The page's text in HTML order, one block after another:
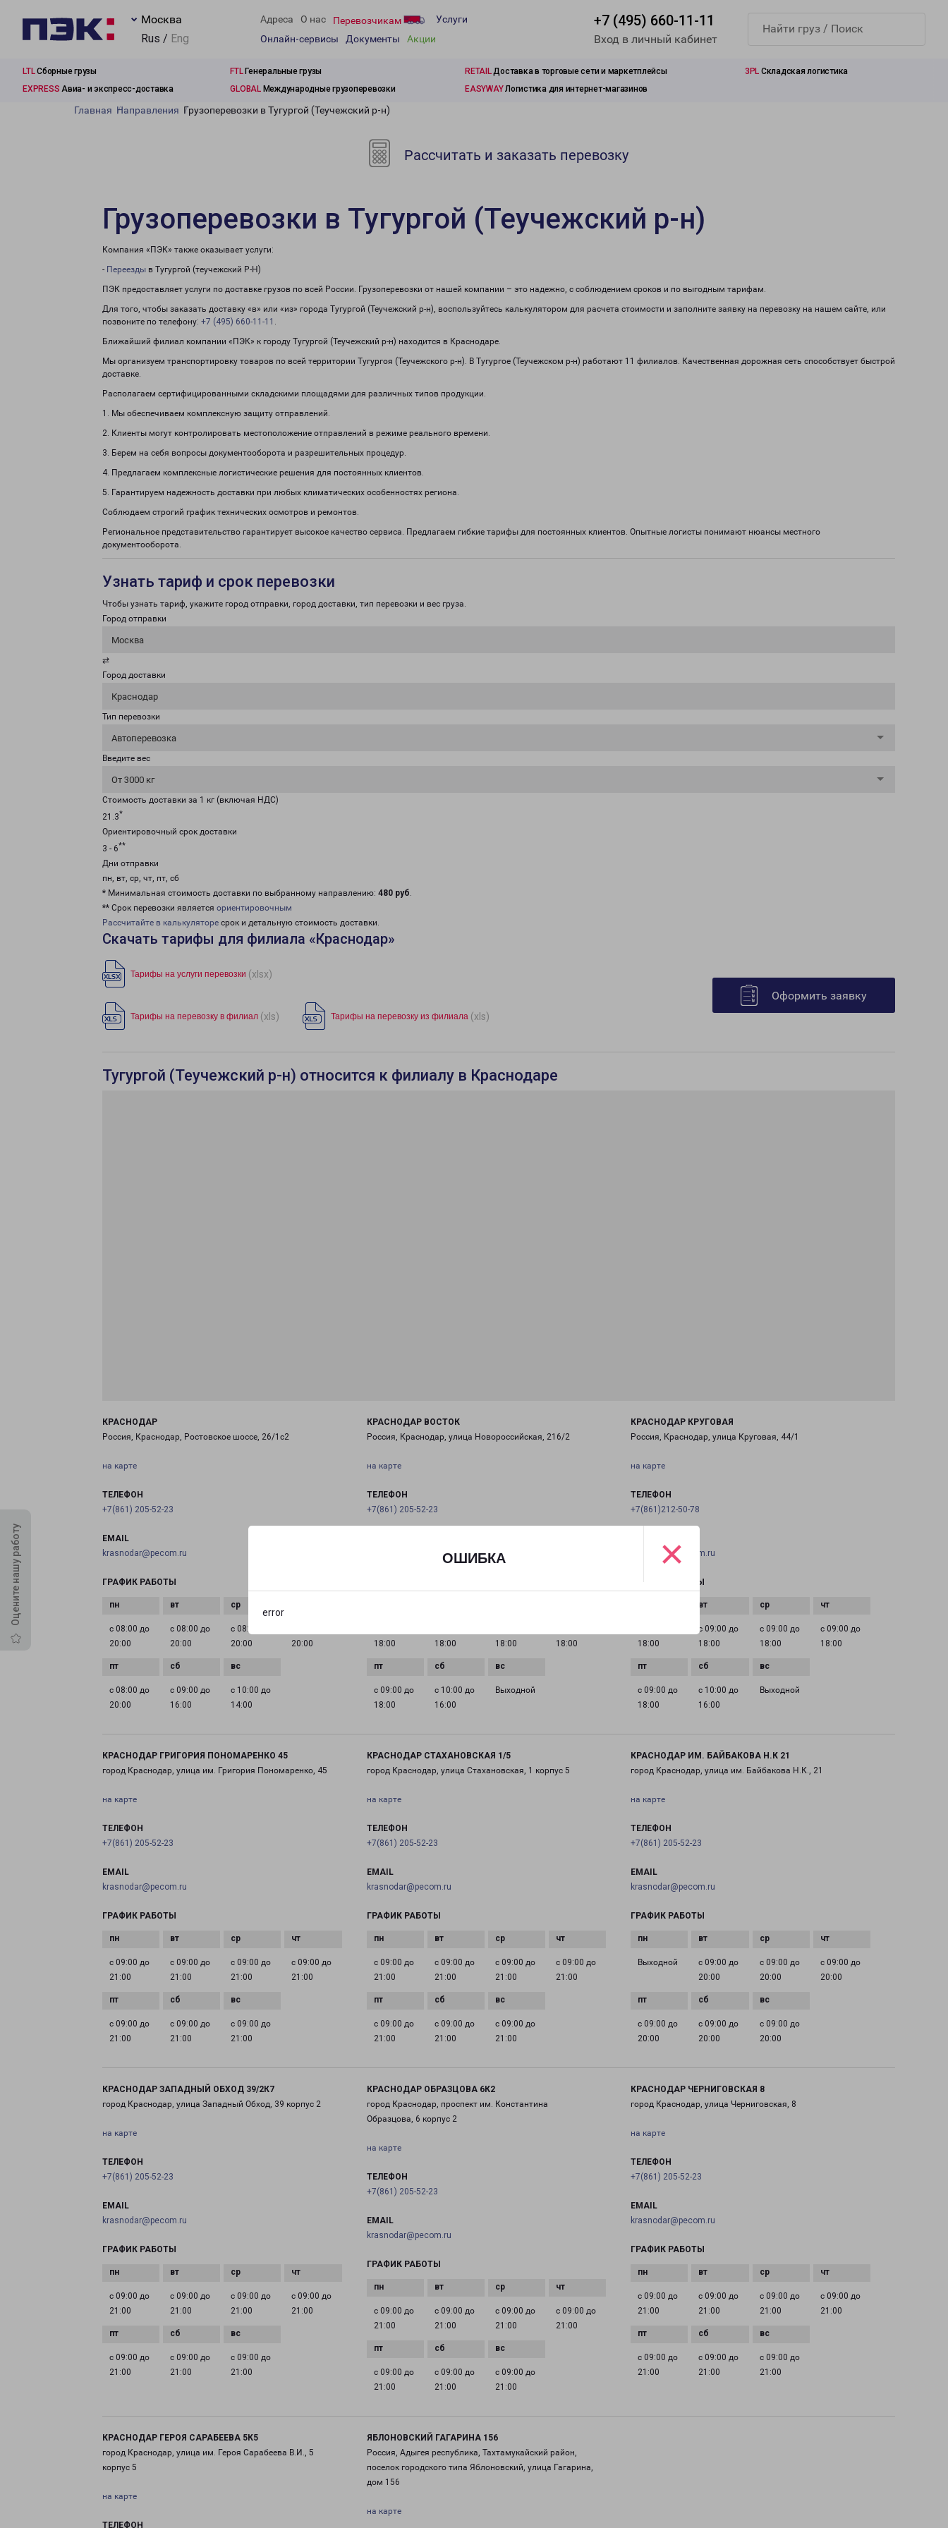
ОШИБКА
error
×
Москва
Rus / Eng
Адреса О нас Перевозчикам
Услуги
Онлайн-сервисы
Документы Акции
+7 (495) 660-11-11
Вход в личный кабинет
LTLСборные грузы FTLГенеральные грузы RETAILДоставка в торговые сети и маркетплейсы 3PL Складская логистика
EXPRESS Авиа- и экспресс-доставка GLOBALМеждународные грузоперевозки EASYWAYЛогистика для интернет-магазинов
Оцените нашу работу
Главная Направления Грузоперевозки в Тугургой (Теучежский р-н)
Рассчитать и заказать перевозку
Грузоперевозки в Тугургой (Теучежский р-н)
Компания «ПЭК» также оказывает услуги:
- Переезды в Тугургой (теучежский Р-Н)
ПЭК предоставляет услуги по доставке грузов по всей России. Грузоперевозки от нашей компании – это надежно, с соблюдением сроков и по выгодным тарифам.
Для того, чтобы заказать доставку «в» или «из» города Тугургой (Теучежский р-н), воспользуйтесь калькулятором для расчета стоимости и заполните заявку на перевозку на нашем сайте, или
позвоните по телефону: +7 (495) 660-11-11 .
Ближайший филиал компании «ПЭК» к городу Тугургой (Теучежский р-н) находится в Краснодаре.
Мы организуем транспортировку товаров по всей территории Тугургоя (Теучежского р-н). В Тугургое (Теучежском р-н) работают 11 филиалов. Качественная дорожная сеть способствует быстрой
доставке.
Располагаем сертифицированными складскими площадями для различных типов продукции.
1. Мы обеспечиваем комплексную защиту отправлений.
2. Клиенты могут контролировать местоположение отправлений в режиме реального времени.
3. Берем на себя вопросы документооборота и разрешительных процедур.
4. Предлагаем комплексные логистические решения для постоянных клиентов.
5. Гарантируем надежность доставки при любых климатических особенностях региона.
Соблюдаем строгий график технических осмотров и ремонтов.
Региональное представительство гарантирует высокое качество сервиса. Предлагаем гибкие тарифы для постоянных клиентов. Опытные логисты понимают нюансы местного
документооборота.
Узнать тариф и срок перевозки
Чтобы узнать тариф, укажите город отправки, город доставки, тип перевозки и вес груза.
Город отправки
Москва
⇄
Город доставки
Краснодар
Тип перевозки
Автоперевозка
Введите вес
От 3000 кг
Стоимость доставки за 1 кг (включая НДС)
21.3*
Ориентировочный срок доставки
3 - 6**
Дни отправки
пн, вт, ср, чт, пт, сб
* Минимальная стоимость доставки по выбранному направлению: 480 руб.
** Срок перевозки является ориентировочным
Рассчитайте в калькуляторе срок и детальную стоимость доставки.
Скачать тарифы для филиала «Краснодар»
Тарифы на услуги перевозки (xlsx)
Тарифы на перевозку в филиал (xls) Тарифы на перевозку из филиала (xls)
Оформить заявку
Тугургой (Теучежский р-н) относится к филиалу в Краснодаре
КРАСНОДАР
Россия, Краснодар, Ростовское шоссе, 26/1с2
на карте
ТЕЛЕФОН
+7(861) 205-52-23
EMAIL
krasnodar@pecom.ru
ГРАФИК РАБОТЫ
с 08:00 до
20:00
с 08:00 до
20:00
с 08:00 до
20:00
20:00
с 08:00 до
20:00
с 09:00 до
16:00
с 10:00 до
14:00
КРАСНОДАР ВОСТОК
Россия, Краснодар, улица Новороссийская, 216/2
на карте
ТЕЛЕФОН
+7(861) 205-52-23
krasnodar@pecom.ru
18:00
18:00
18:00
18:00
с 09:00 до
18:00
с 10:00 до
16:00
Выходной
КРАСНОДАР КРУГОВАЯ
Россия, Краснодар, улица Круговая, 44/1
на карте
ТЕЛЕФОН
+7(861)212-50-78
krasnodar@pecom.ru
ГРАФИК РАБОТЫ
18:00
с 09:00 до
18:00
с 09:00 до
18:00
с 09:00 до
18:00
с 09:00 до
18:00
с 10:00 до
16:00
Выходной
КРАСНОДАР ГРИГОРИЯ ПОНОМАРЕНКО 45
город Краснодар, улица им. Григория Пономаренко, 45
на карте
ТЕЛЕФОН
+7(861) 205-52-23
EMAIL
krasnodar@pecom.ru
ГРАФИК РАБОТЫ
с 09:00 до
21:00
с 09:00 до
21:00
с 09:00 до
21:00
с 09:00 до
21:00
с 09:00 до
21:00
с 09:00 до
21:00
с 09:00 до
21:00
КРАСНОДАР СТАХАНОВСКАЯ 1/5
город Краснодар, улица Стахановская, 1 корпус 5
на карте
ТЕЛЕФОН
+7(861) 205-52-23
EMAIL
krasnodar@pecom.ru
ГРАФИК РАБОТЫ
с 09:00 до
21:00
с 09:00 до
21:00
с 09:00 до
21:00
с 09:00 до
21:00
с 09:00 до
21:00
с 09:00 до
21:00
с 09:00 до
21:00
КРАСНОДАР ИМ. БАЙБАКОВА Н.К 21
город Краснодар, улица им. Байбакова Н.К., 21
на карте
ТЕЛЕФОН
+7(861) 205-52-23
EMAIL
krasnodar@pecom.ru
ГРАФИК РАБОТЫ
Выходной
с 09:00 до
20:00
с 09:00 до
20:00
с 09:00 до
20:00
с 09:00 до
20:00
с 09:00 до
20:00
с 09:00 до
20:00
КРАСНОДАР ЗАПАДНЫЙ ОБХОД 39/2К7
город Краснодар, улица Западный Обход, 39 корпус 2
на карте
ТЕЛЕФОН
+7(861) 205-52-23
EMAIL
krasnodar@pecom.ru
ГРАФИК РАБОТЫ
с 09:00 до
21:00
с 09:00 до
21:00
с 09:00 до
21:00
с 09:00 до
21:00
с 09:00 до
21:00
с 09:00 до
21:00
с 09:00 до
21:00
КРАСНОДАР ОБРАЗЦОВА 6К2
город Краснодар, проспект им. Константина
Образцова, 6 корпус 2
на карте
ТЕЛЕФОН
+7(861) 205-52-23
EMAIL
krasnodar@pecom.ru
ГРАФИК РАБОТЫ
с 09:00 до
21:00
с 09:00 до
21:00
с 09:00 до
21:00
с 09:00 до
21:00
с 09:00 до
21:00
с 09:00 до
21:00
с 09:00 до
21:00
КРАСНОДАР ЧЕРНИГОВСКАЯ 8
город Краснодар, улица Черниговская, 8
на карте
ТЕЛЕФОН
+7(861) 205-52-23
EMAIL
krasnodar@pecom.ru
ГРАФИК РАБОТЫ
с 09:00 до
21:00
с 09:00 до
21:00
с 09:00 до
21:00
с 09:00 до
21:00
с 09:00 до
21:00
с 09:00 до
21:00
с 09:00 до
21:00
КРАСНОДАР ГЕРОЯ САРАБЕЕВА 5К5
город Краснодар, улица им. Героя Сарабеева В.И., 5
корпус 5
на карте
ТЕЛЕФОН
ЯБЛОНОВСКИЙ ГАГАРИНА 156
Россия, Адыгея республика, Тахтамукайский район,
поселок городского типа Яблоновский, улица Гагарина,
дом 156
на карте